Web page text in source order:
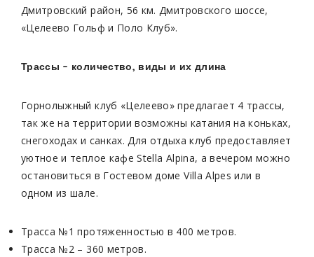
Дмитровский район, 56 км. Дмитровского шоссе,
«Целеево Гольф и Поло Клуб».
Трассы – количество, виды и их длина
Горнолыжный клуб «Целеево» предлагает 4 трассы,
так же на территории возможны катания на коньках,
снегоходах и санках. Для отдыха клуб предоставляет
уютное и теплое кафе Stella Alpina, а вечером можно
остановиться в Гостевом доме Villa Alpes или в
одном из шале.
Трасса №1 протяженностью в 400 метров.
Трасса №2 – 360 метров.